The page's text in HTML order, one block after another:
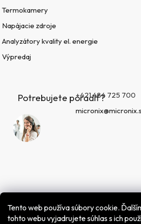
Tento web používa súbory cookie.
tohto webu vyjadrujete súhlas s ich
Termokamery
Napájacie zdroje
Analyzátory kvality el. energie
Výpredaj
Potrebujete poradiť?+421 484 725 700